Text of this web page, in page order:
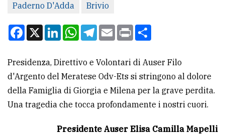
redazione
Scrivici
la
tua
pubblicità
Paderno D'Adda Brivio
Facebook
X LinkedInWhatsApp
Telegram
EmailPrint
Presidenza, Direttivo e Volontari di Auser Filo
d'Argento del Meratese Odv-Ets si stringono al dolore
della Famiglia di Giorgia e Milena per la grave perdita.
Una tragedia che tocca profondamente i nostri cuori.
Presidente Auser Elisa Camilla Mapelli